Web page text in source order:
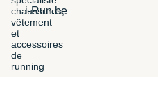
i-Run.be